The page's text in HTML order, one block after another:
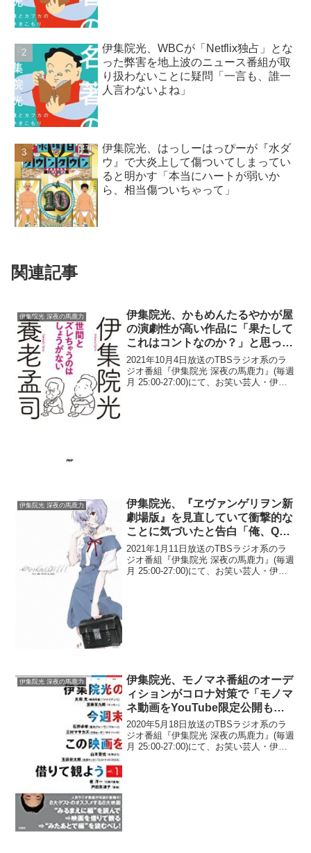
伊集院光、WBCが「Netflix独占」とな
った弊害を地上波のニュース番組が取
り扱わないことに疑問「一言も、誰一
人言わないよね」
伊集院光、はっしーはっぴーが『水ダ
ウ』で大炎上して傷ついてしまってい
ると明かす「本当にハートが弱いか
ら、相当傷ついちゃって」
関連記事
伊集院光 深夜の馬鹿力
伊集院光、かもめんたるやかが屋
の演劇性が高い作品に「果たして
これはコントなのか？」と思った
がキングオブコント2021では
「もはや過半数がそれなんだ」と
思って驚く
2021年10月4日放送のTBSラジオ系のラ
ジオ番組『伊集院光 深夜の馬鹿力』(毎週
月 25:00-27:00)にて、お笑い芸人・伊集
伊集院光 深夜の馬鹿力
伊集院光、『ヱヴァンゲリヲン新
劇場版』を見直していて衝撃的な
ことに気づいたと告白「俺、Q見
てない(笑)」
2021年1月11日放送のTBSラジオ系のラ
ジオ番組『伊集院光 深夜の馬鹿力』(毎週
月 25:00-27:00)にて、お笑い芸人・伊集
伊集院光 深夜の馬鹿力
伊集院光、モノマネ番組のオーデ
ィションがコロナ対策で「モノマ
ネ動画をYouTube限定公開もし
くはファイルで送る」形式となっ
ていると明かす
2020年5月18日放送のTBSラジオ系のラ
ジオ番組『伊集院光 深夜の馬鹿力』(毎週
月 25:00-27:00)にて、お笑い芸人・伊集